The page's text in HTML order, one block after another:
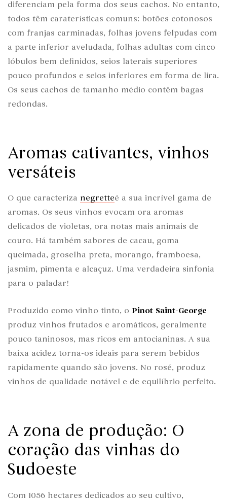
diferenciam pela forma dos seus cachos. No entanto,
todos têm caraterísticas comuns: botões cotonosos
com franjas carminadas, folhas jovens felpudas com
a parte inferior aveludada, folhas adultas com cinco
lóbulos bem definidos, seios laterais superiores
pouco profundos e seios inferiores em forma de lira.
Os seus cachos de tamanho médio contêm bagas
redondas.
Aromas cativantes, vinhos
versáteis
O que caracteriza negretteé a sua incrível gama de
aromas. Os seus vinhos evocam ora aromas
delicados de violetas, ora notas mais animais de
couro. Há também sabores de cacau, goma
queimada, groselha preta, morango, framboesa,
jasmim, pimenta e alcaçuz. Uma verdadeira sinfonia
para o paladar!
Produzido como vinho tinto, o Pinot Saint-George
produz vinhos frutados e aromáticos, geralmente
pouco taninosos, mas ricos em antocianinas. A sua
baixa acidez torna-os ideais para serem bebidos
rapidamente quando são jovens. No rosé, produz
vinhos de qualidade notável e de equilíbrio perfeito.
A zona de produção: O
coração das vinhas do
Sudoeste
Com 1056 hectares dedicados ao seu cultivo,